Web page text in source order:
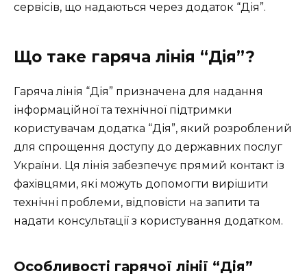
сервісів, що надаються через додаток “Дія”.
Що таке гаряча лінія “Дія”?
Гаряча лінія “Дія” призначена для надання
інформаційної та технічної підтримки
користувачам додатка “Дія”, який розроблений
для спрощення доступу до державних послуг
України. Ця лінія забезпечує прямий контакт із
фахівцями, які можуть допомогти вирішити
технічні проблеми, відповісти на запити та
надати консультації з користування додатком.
Особливості гарячої лінії “Дія”